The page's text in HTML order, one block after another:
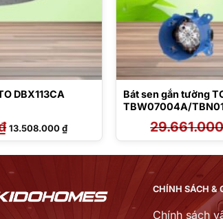
DBX113CA
Giá
gốc
là:
13.508.000₫Giá
hiện
tại
13.508.000 ₫.
Bát sen gắn tường
TBW07004A/
CHÍNH SÁCH &
Chính sách